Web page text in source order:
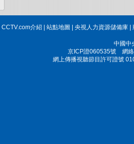
|CCTV.com介紹 |站點地圖 |央視人力資源儲備庫 |
中國中
京ICP證060535號 網絡
網上傳播視聽節目許可證號